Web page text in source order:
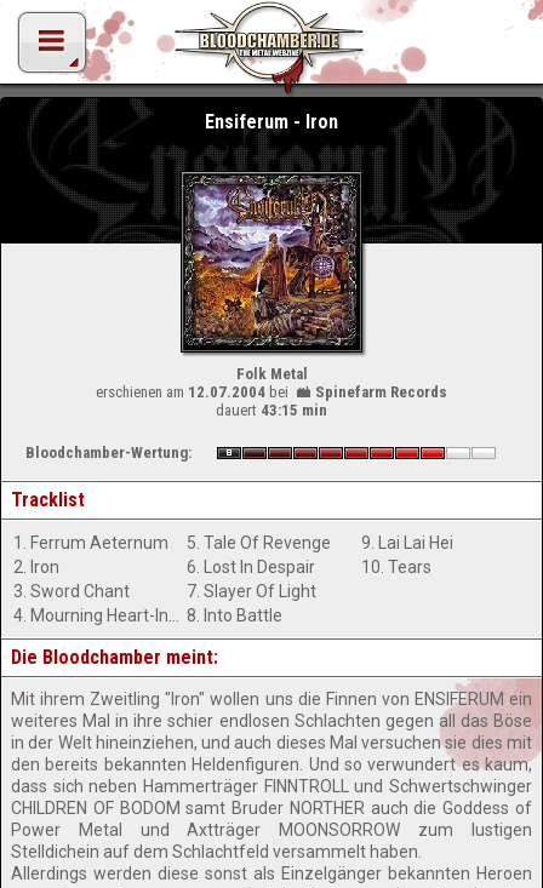
Ensiferum - Iron
Folk Metal
erschienen am 12.07.2004 bei
Spinefarm Records
dauert 43:15 min
Bloodchamber-Wertung:
Tracklist
1. Ferrum Aeternum
2. Iron
3. Sword Chant
5. Tale Of Revenge
6. Lost In Despair
7. Slayer Of Light
8. Into Battle
9. Lai Lai Hei
10. Tears
Die Bloodchamber meint:
Mit ihrem Zweitling "Iron" wollen uns die Finnen von ENSIFERUM ein
weiteres Mal in ihre schier endlosen Schlachten gegen all das Böse
in der Welt hineinziehen, und auch dieses Mal versuchen sie dies mit
den bereits bekannten Heldenfiguren. Und so verwundert es kaum,
dass sich neben Hammerträger FINNTROLL und Schwertschwinger
CHILDREN OF BODOM samt Bruder NORTHER auch die Goddess of
Power Metal und Axtträger MOONSORROW zum lustigen
Stelldichein auf dem Schlachtfeld versammelt haben.
Allerdings werden diese sonst als Einzelgänger bekannten Heroen